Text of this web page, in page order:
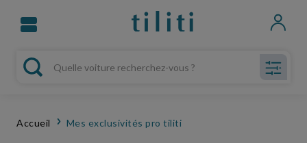
Accueil Mes exclusivités pro tiliti